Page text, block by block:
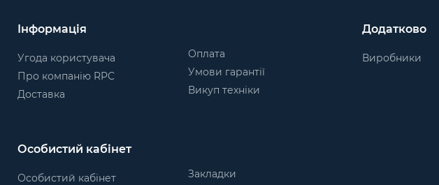
Інформація
Угода користувача
Про компанію RPC
Доставка
Оплата
Умови гарантії
Викуп техніки
Додатково
Виробники
Особистий кабінет
Особистий кабінет Закладки